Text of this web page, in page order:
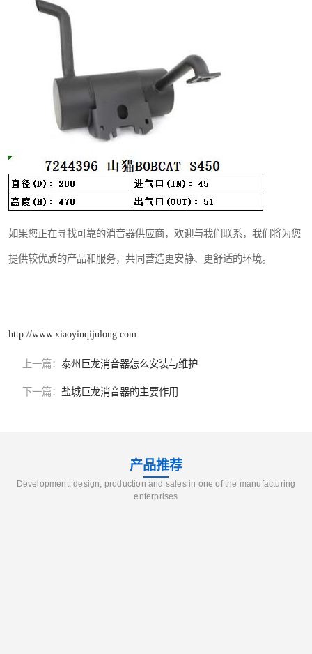
如果您正在寻找可靠的消音器供应商，欢迎与我们联系，我们将为您
提供较优质的产品和服务，共同营造更安静、更舒适的环境。
http://www.xiaoyinqijulong.com
上一篇： 泰州巨龙消音器怎么安装与维护
下一篇： 盐城巨龙消音器的主要作用
产品推荐
Development, design, production and sales in one of the manufacturing
enterprises